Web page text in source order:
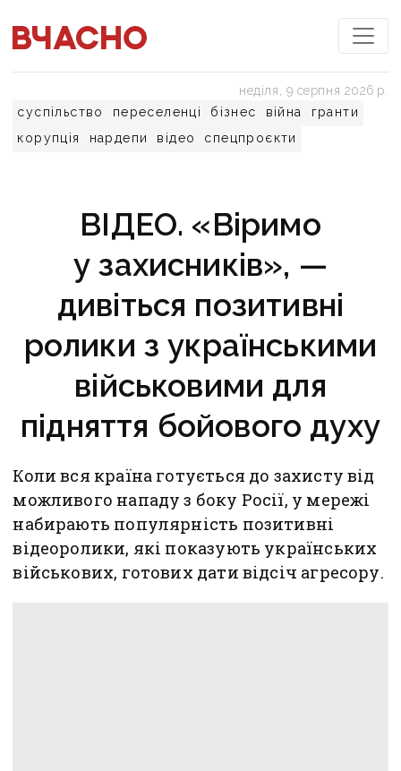
суспільство переселенці бізнес війна
гранти
корупція
нардепи відео спецпроєкти
неділя, 9 серпня 2026 р.
ВІДЕО. «Віримо
у захисників», —
дивіться позитивні
ролики з українськими
військовими для
підняття бойового духу
Коли вся країна готується до захисту від
можливого нападу з боку Росії, у мережі
набирають популярність позитивні
відеоролики, які показують українських
військових, готових дати відсіч агресору.